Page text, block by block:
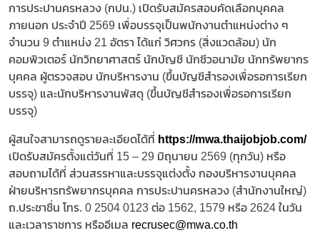
การประปานครหลวง (กปน.) เปิดรับสมัครสอบคัดเลือกบุคคล
ภายนอก ประจำปี 2569 เพื่อบรรจุเป็นพนักงานตำแหน่งต่าง ๆ
จำนวน 9 ตำแหน่ง 21 อัตรา ได้แก่ วิศวกร (สิ่งแวดล้อม) นัก
คอมพิวเตอร์ นักวิทยาศาสตร์ นักบัญชี นักชีวอนามัย นักทรัพยากร
บุคคล ผู้ตรวจสอบ นักบริหารงาน (ขึ้นบัญชีสำรองเพื่อรอการเรียก
บรรจุ) และนักบริหารงานพัสดุ (ขึ้นบัญชีสำรองเพื่อรอการเรียก
บรรจุ)
ผู้สนใจสามารถดูรายละเอียดได้ที่ https://mwa.thaijobjob.com/
เปิดรับสมัครตั้งแต่วันที่ 15 – 29 มิถุนายน 2569 (ทุกวัน) หรือ
สอบถามได้ที่ ส่วนสรรหาและบรรจุแต่งตั้ง กองบริหารงานบุคคล
ฝ่ายบริหารทรัพยากรบุคคล การประปานครหลวง (สำนักงานใหญ่)
ถ.ประชาชื่น โทร. 0 2504 0123 ต่อ 1562, 1579 หรือ 2624 ในวัน
และเวลาราชการ หรืออีเมล recrusec@mwa.co.th